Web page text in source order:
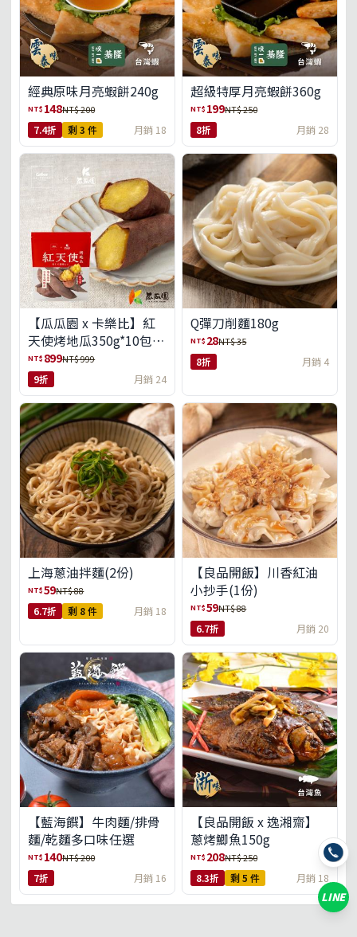
經典原味月亮蝦餅240g
NT$ 148NT$ 200
7.4折 剩 3 件 月銷 18
超級特厚月亮蝦餅360g
NT$ 199NT$ 250
8折 月銷 28
【瓜瓜園 x 卡樂比】紅
天使烤地瓜350g*10包
(免運組)
NT$ 899NT$ 999
9折 月銷 24
Q彈刀削麵180g
NT$ 28NT$ 35
8折 月銷 4
上海蔥油拌麵(2份)
NT$59NT$ 88
6.7折 剩 8 件 月銷 18
【良品開飯】川香紅油
小抄手(1份)
NT$59NT$ 88
6.7折 月銷 20
【藍海饌】牛肉麵/排骨
麵/乾麵多口味任選
NT$ 140NT$ 200
7折 月銷 16
【良品開飯 x 逸湘齋】
蔥烤鯽魚150g
NT$ 208NT$ 250
8.3折 剩 5 件 月銷 18
LINE